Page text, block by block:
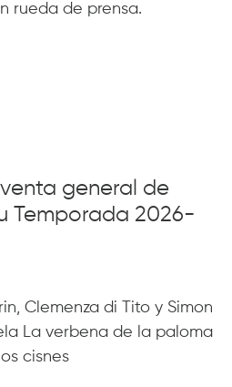
rueda de prensa.
general de
Temporada 2026-
Clemenza di Tito y Simon
La verbena de la paloma
cisnes